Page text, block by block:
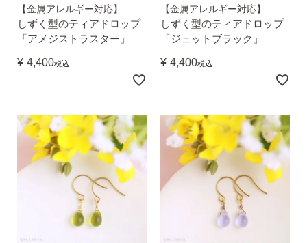
【金属アレルギー対応】
しずく型のティアドロップ
「アメジストラスター」
¥ 4,400税込
【金属アレルギー対応】
しずく型のティアドロップ
「ジェットブラック」
¥ 4,400税込